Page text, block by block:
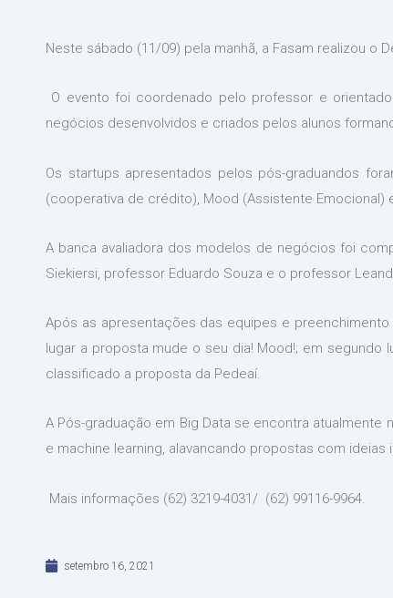
Neste sábado (11/09) pela manhã, a Fasam realizou o
O evento foi coordenado pelo professor e
negócios desenvolvidos e criados pelos alunos
Os startups apresentados pelos pós-graduandos
(cooperativa de crédito), Mood (Assistente Emocional)
A banca avaliadora dos modelos de negócios foi
Siekiersi, professor Eduardo Souza e o professor
Após as apresentações das equipes e
lugar a proposta mude o seu dia! Mood!; em
classificado a proposta da Pedeaí.
A Pós-graduação em Big Data se encontra
e machine learning, alavancando propostas com
Mais informações (62) 3219-4031/ (62) 99116-9964.
setembro 16, 2021